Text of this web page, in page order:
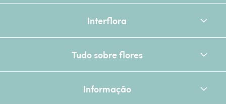
Interflora
Tudo sobre flores
Informação